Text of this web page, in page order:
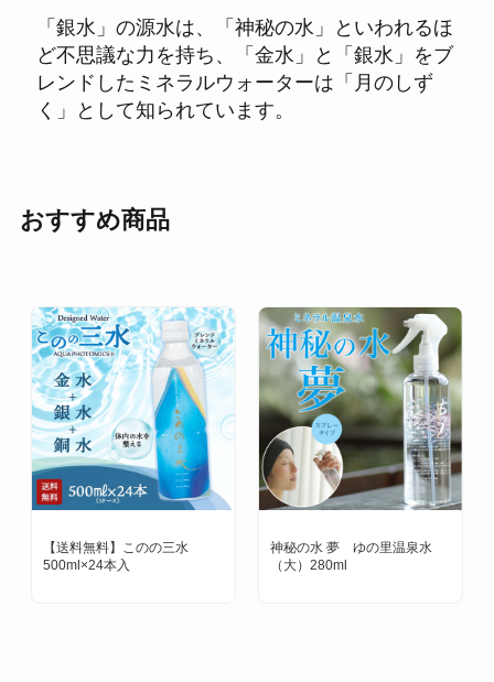
「銀水」の源水は、「 神秘の水 」といわれるほ
ど不思議な力を持ち、「金水」と「銀水」をブ
レンドしたミネラルウォーターは「 月のしず
く 」として知られています。
おすすめ商品
【送料無料】このの三水
500ml×24本入
神秘の水 夢 ゆの里温泉水
（大）280ml